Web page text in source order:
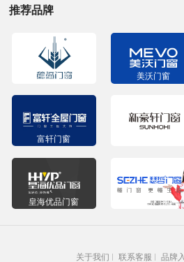
推荐品牌
穗福门窗 美沃门窗
富轩门窗
皇海优品门窗 瑟哲门窗
关于我们 联系客服 品牌